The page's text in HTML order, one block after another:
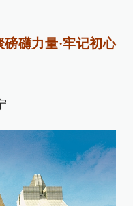
磅礴力量·牢记初心